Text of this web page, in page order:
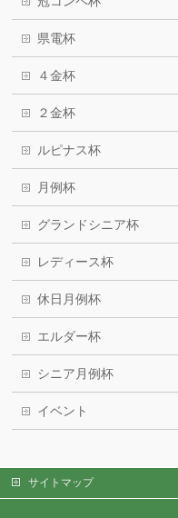
県電杯
４金杯
２金杯
ルピナス杯
月例杯
グランドシニア杯
レディース杯
休日月例杯
エルダー杯
シニア月例杯
イベント
サイトマップ